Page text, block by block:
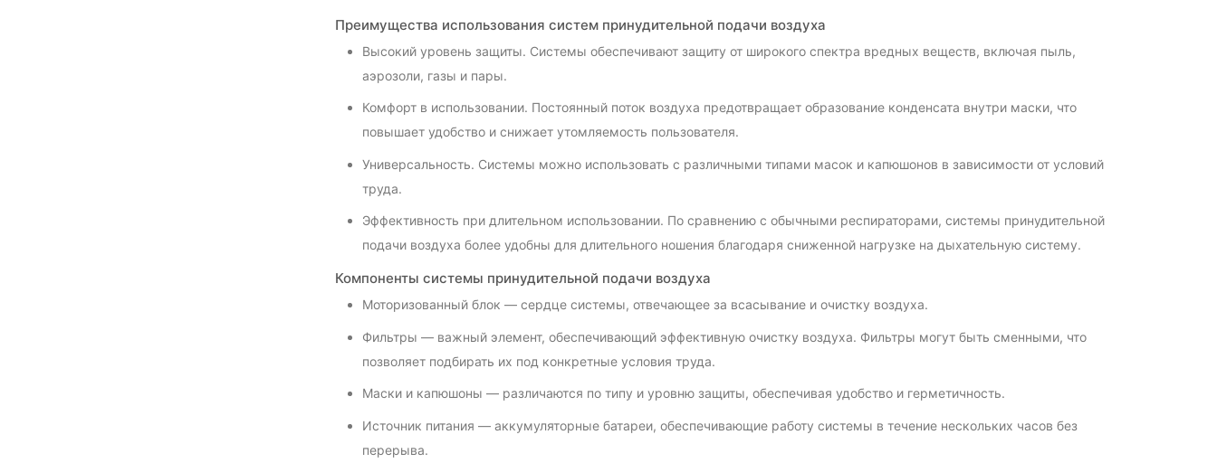
Преимущества использования систем принудительной подачи воздуха
Высокий уровень защиты. Системы обеспечивают защиту от широкого спектра вредных веществ, включая пыль,
аэрозоли, газы и пары.
Комфорт в использовании. Постоянный поток воздуха предотвращает образование конденсата внутри маски, что
повышает удобство и снижает утомляемость пользователя.
Универсальность. Системы можно использовать с различными типами масок и капюшонов в зависимости от условий
труда.
Эффективность при длительном использовании. По сравнению с обычными респираторами, системы принудительной
подачи воздуха более удобны для длительного ношения благодаря сниженной нагрузке на дыхательную систему.
Компоненты системы принудительной подачи воздуха
Моторизованный блок — сердце системы, отвечающее за всасывание и очистку воздуха.
Фильтры — важный элемент, обеспечивающий эффективную очистку воздуха. Фильтры могут быть сменными, что
позволяет подбирать их под конкретные условия труда.
Маски и капюшоны — различаются по типу и уровню защиты, обеспечивая удобство и герметичность.
Источник питания — аккумуляторные батареи, обеспечивающие работу системы в течение нескольких часов без
перерыва.